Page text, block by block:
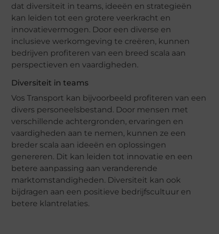
dat diversiteit in teams, ideeën en strategieën
kan leiden tot een grotere veerkracht en
innovatievermogen. Door een diverse en
inclusieve werkomgeving te creëren, kunnen
bedrijven profiteren van een breed scala aan
perspectieven en vaardigheden.
Diversiteit in teams
Vos Transport kan bijvoorbeeld profiteren van een
divers personeelsbestand. Door mensen met
verschillende achtergronden, ervaringen en
vaardigheden aan te nemen, kunnen ze een
breder scala aan ideeën en oplossingen
genereren. Dit kan leiden tot innovatie en een
betere aanpassing aan veranderende
marktomstandigheden. Diversiteit kan ook
bijdragen aan een positieve bedrijfscultuur en
betere klantrelaties.